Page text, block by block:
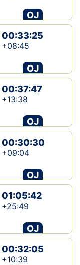
OJ
00:33:25
+08:45
OJ
00:37:47
+13:38
OJ
00:30:30
+09:04
OJ
01:05:42
+25:49
OJ
00:32:05
+10:39